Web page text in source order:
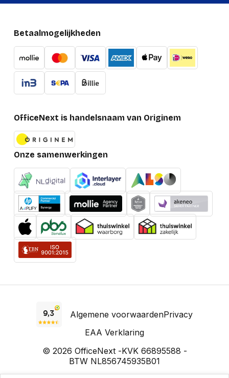
Betaalmogelijkheden
OfficeNext is handelsnaam van Originem
Onze samenwerkingen
Algemene voorwaardenPrivacy
EAA Verklaring
© 2026 OfficeNext -KVK 66895588 -
BTW NL856745935B01